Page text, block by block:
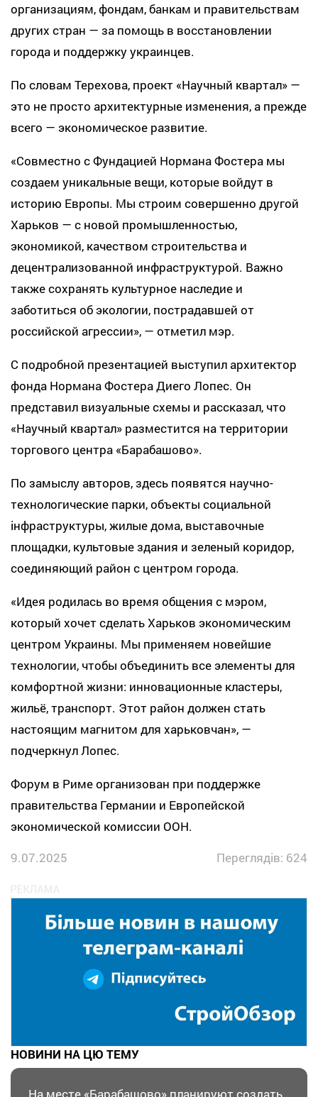
организациям, фондам, банкам и правительствам
других стран — за помощь в восстановлении
города и поддержку украинцев.
По словам Терехова, проект «Научный квартал» —
это не просто архитектурные изменения, а прежде
всего — экономическое развитие.
«Совместно с Фундацией Нормана Фостера мы
создаем уникальные вещи, которые войдут в
историю Европы. Мы строим совершенно другой
Харьков — с новой промышленностью,
экономикой, качеством строительства и
децентрализованной инфраструктурой. Важно
также сохранять культурное наследие и
заботиться об экологии, пострадавшей от
российской агрессии», — отметил мэр.
С подробной презентацией выступил архитектор
фонда Нормана Фостера Диего Лопес. Он
представил визуальные схемы и рассказал, что
«Научный квартал» разместится на территории
торгового центра «Барабашово».
По замыслу авторов, здесь появятся научно-
технологические парки, объекты социальной
інфраструктуры, жилые дома, выставочные
площадки, культовые здания и зеленый коридор,
соединяющий район с центром города.
«Идея родилась во время общения с мэром,
который хочет сделать Харьков экономическим
центром Украины. Мы применяем новейшие
технологии, чтобы объединить все элементы для
комфортной жизни: инновационные кластеры,
жильё, транспорт. Этот район должен стать
настоящим магнитом для харьковчан», —
подчеркнул Лопес.
Форум в Риме организован при поддержке
правительства Германии и Европейской
экономической комиссии ООН.
9.07.2025
Переглядів: 624
НОВИНИ НА ЦЮ ТЕМУ
На месте «Барабашово» планируют создать